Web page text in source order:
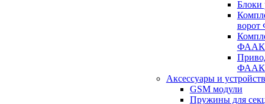
ФААК
ФААК
Аксессуары и
GSM модули
Пружины для